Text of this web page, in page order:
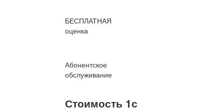
БЕСПЛАТНАЯ
оценка
Абонентское
обслуживание
Стоимость 1с